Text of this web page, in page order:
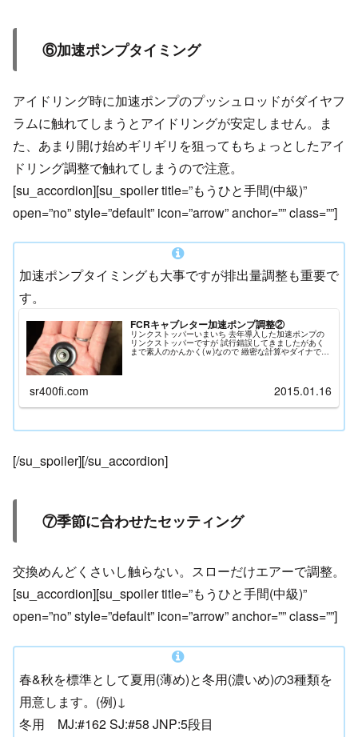
⑥加速ポンプタイミング
アイドリング時に加速ポンプのプッシュロッドがダイヤフ
ラムに触れてしまうとアイドリングが安定しません。ま
た、あまり開け始めギリギリを狙ってもちょっとしたアイ
ドリング調整で触れてしまうので注意。
[su_accordion][su_spoiler title=”もうひと手間(中級)”
open=”no” style=”default” icon=”arrow” anchor=”” class=””]
加速ポンプタイミングも大事ですが排出量調整も重要で
す。
FCRキャブレター加速ポンプ調整②
リンクストッパーいまいち 去年導入した加速ポンプの
リンクストッパーですが 試行錯誤してきましたがあく
まで素人のかんかく(ｗ)なので 緻密な計算やダイナで検
sr400fi.com 2015.01.16
[/su_spoiler][/su_accordion]
⑦季節に合わせたセッティング
交換めんどくさいし触らない。スローだけエアーで調整。
[su_accordion][su_spoiler title=”もうひと手間(中級)”
open=”no” style=”default” icon=”arrow” anchor=”” class=””]
春&秋を標準として夏用(薄め)と冬用(濃いめ)の3種類を
用意します。(例)↓
冬用 MJ:#162 SJ:#58 JNP:5段目